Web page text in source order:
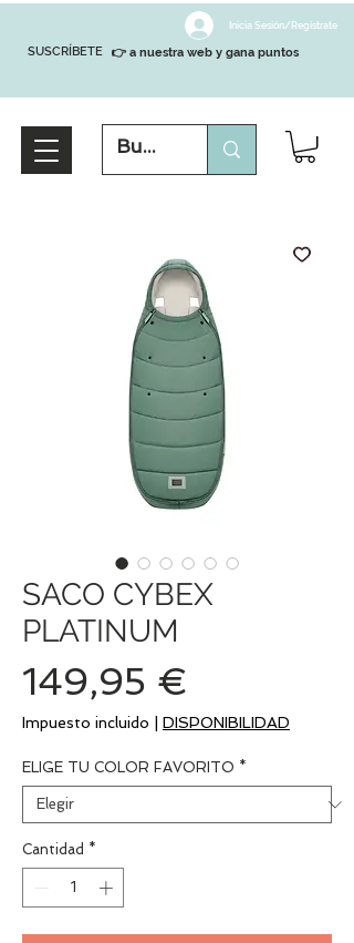
SUSCRÍBETE
Inicia Sesión/Regístrate
👉 a nuestra web y gana puntos
SACO CYBEX
PLATINUM
149,95 €
Impuesto incluido DISPONIBILIDAD
ELIGE TU COLOR FAVORITO *
Cantidad *